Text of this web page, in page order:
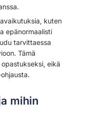
kuten
epänormaalisti
tarvittaessa
Tämä
eikä
mihin